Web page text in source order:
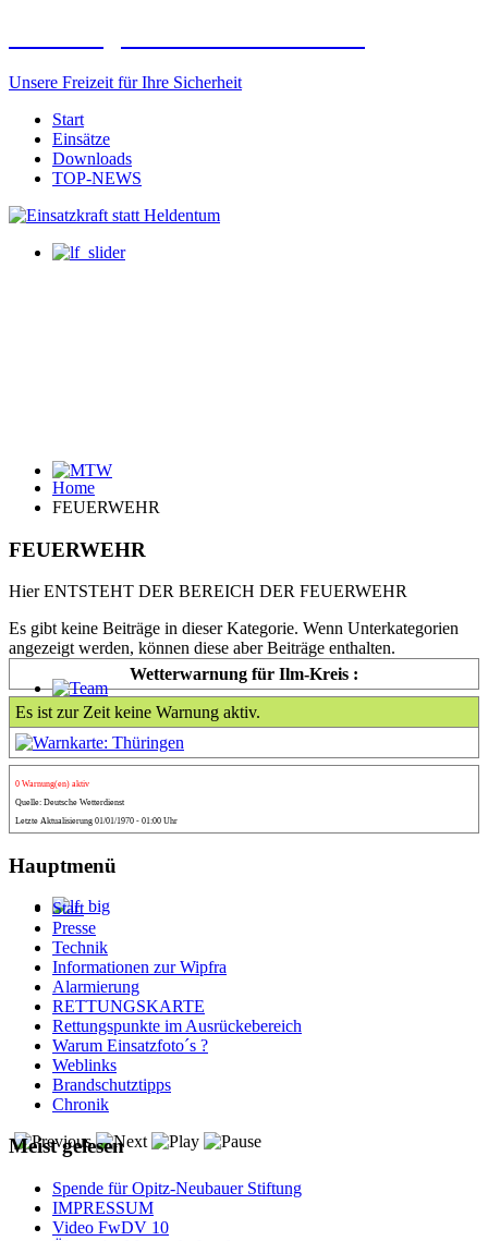
Unsere Freizeit für Ihre Sicherheit
Start
Einsätze
Downloads
TOP-NEWS
Home
FEUERWEHR
FEUERWEHR
Hier ENTSTEHT DER BEREICH DER FEUERWEHR
Es gibt keine Beiträge in dieser Kategorie. Wenn Unterkategorien
angezeigt werden, können diese aber Beiträge enthalten.
Wetterwarnung für Ilm-Kreis :
Es ist zur Zeit keine Warnung aktiv.
0 Warnung(en) aktiv
Quelle: Deutsche Wetterdienst
Letzte Aktualisierung 01/01/1970 - 01:00 Uhr
Hauptmenü
Start
Presse
Technik
Informationen zur Wipfra
Alarmierung
RETTUNGSKARTE
Rettungspunkte im Ausrückebereich
Warum Einsatzfoto´s ?
Weblinks
Brandschutztipps
Chronik
Meist gelesen
Spende für Opitz-Neubauer Stiftung
IMPRESSUM
Video FwDV 10